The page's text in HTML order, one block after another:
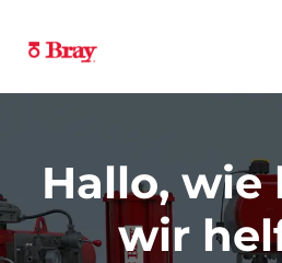
Hallo, wie
wir